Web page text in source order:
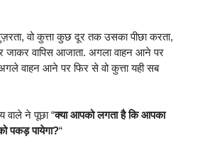
वो कुत्ता कुछ दूर तक उसका पीछा करता,
जाकर वापिस आजाता. अगला वाहन आने पर
वाहन आने पर फिर से वो कुत्ता यही सब
वाले ने पूछा “क्या आपको लगता है कि आपका
पकड़ पायेगा?“